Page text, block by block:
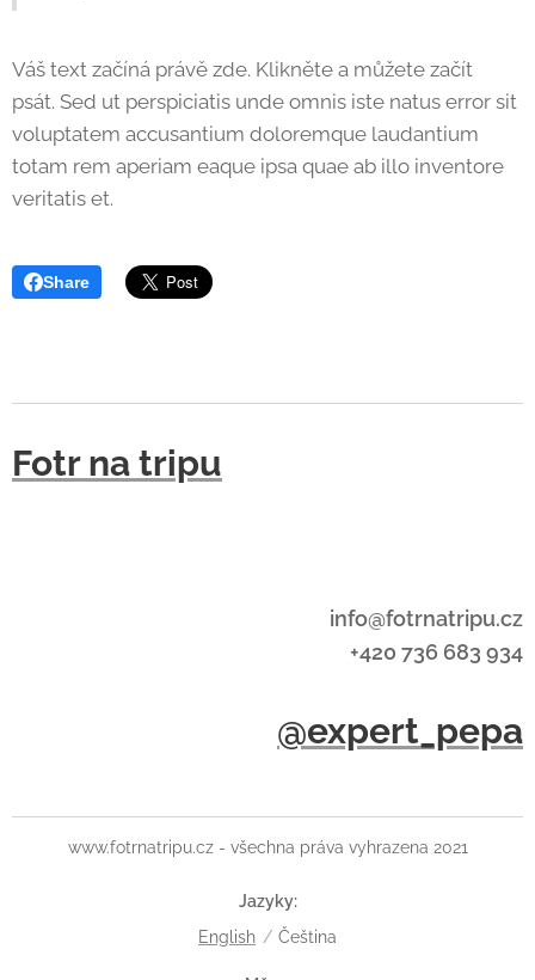
Váš text začíná právě zde. Klikněte a můžete začít
psát. Sed ut perspiciatis unde omnis iste natus error sit
voluptatem accusantium doloremque laudantium
totam rem aperiam eaque ipsa quae ab illo inventore
veritatis et.
Share
Fotr na tripu
info@fotrnatripu.cz
+420 736 683 934
@expert_pepa
www.fotrnatripu.cz - všechna práva vyhrazena 2021
Jazyky
English
Čeština